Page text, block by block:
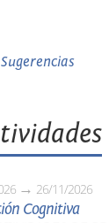
26/11/2026
Cognitiva